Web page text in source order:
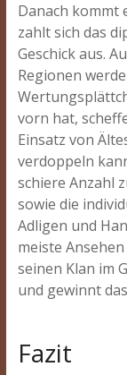
Danach kommt
zahlt sich das
Geschick aus.
Regionen
vorn hat,
Einsatz von
verdoppeln
schiere Anzahl
sowie die
Adligen und
meiste
seinen Klan im
und gewinnt
Fazit